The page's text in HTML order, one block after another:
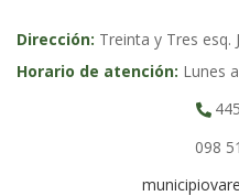
Dirección: Treinta y Tres esq.
Horario de atención: Lunes
098